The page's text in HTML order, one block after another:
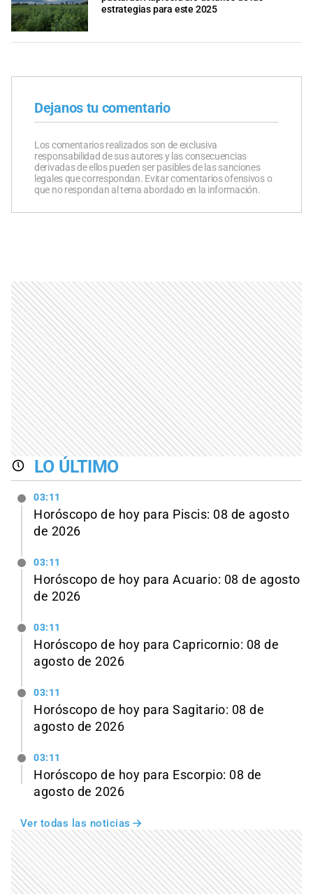
estrategias para este 2025
Dejanos tu comentario
Los comentarios realizados son de exclusiva
responsabilidad de sus autores y las consecuencias
derivadas de ellos pueden ser pasibles de las sanciones
legales que correspondan. Evitar comentarios ofensivos o
que no respondan al tema abordado en la información.
LO ÚLTIMO
03:11
Horóscopo de hoy para Piscis: 08 de agosto
de 2026
03:11
Horóscopo de hoy para Acuario: 08 de agosto
de 2026
03:11
Horóscopo de hoy para Capricornio: 08 de
agosto de 2026
03:11
Horóscopo de hoy para Sagitario: 08 de
agosto de 2026
03:11
Horóscopo de hoy para Escorpio: 08 de
agosto de 2026
Ver todas las noticias